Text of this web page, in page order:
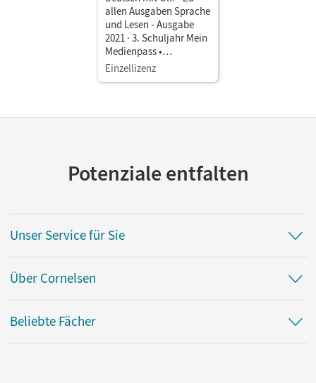
allen Ausgaben Sprache
und Lesen - Ausgabe
2021 · 3. Schuljahr Mein
Medienpass •
Didaktische Hinweise
Einzellizenz
Potenziale entfalten
Unser Service für Sie
Über Cornelsen
Beliebte Fächer